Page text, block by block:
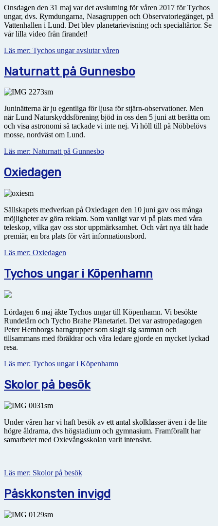
Onsdagen den 31 maj var det avslutning för våren 2017 för Tychos
ungar, dvs. Rymdungarna, Nasagruppen och Observatoriegänget, på
Vattenhallen i Lund. Det blev planetarievisning och specialtårtor. Se
vår lilla video från firandet!
Läs mer: Tychos ungar avslutar våren
Naturnatt på Gunnesbo
Juninätterna är ju egentliga för ljusa för stjärn-observationer. Men
när Lund Naturskyddsförening bjöd in oss den 5 juni att berätta om
och visa astronomi så tackade vi inte nej. Vi höll till på Nöbbelövs
mosse, nordväst om Lund.
Läs mer: Naturnatt på Gunnesbo
Oxiedagen
Sällskapets medverkan på Oxiedagen den 10 juni gav oss många
möjligheter av göra reklam. Som vanligt var vi på plats med våra
teleskop, vilka gav oss stor uppmärksamhet. Och vårt nya tält hade
premiär, en bra plats för vårt informationsbord.
Läs mer: Oxiedagen
Tychos ungar i Köpenhamn
Lördagen 6 maj åkte Tychos ungar till Köpenhamn. Vi besökte
Rundetårn och Tycho Brahe Planetariet. Det var astropedagogen
Peter Hemborgs barngrupper som slagit sig samman och
tillsammans med föräldrar och våra ledare gjorde en mycket lyckad
resa.
Läs mer: Tychos ungar i Köpenhamn
Skolor på besök
Under våren har vi haft besök av ett antal skolklasser även i de lite
högre åldrarna, dvs högstadium och gymnasium. Framförallt har
samarbetet med Oxievångsskolan varit intensivt.
Läs mer: Skolor på besök
Påskkonsten invigd